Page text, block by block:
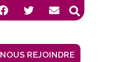
NOUS REJOINDRE